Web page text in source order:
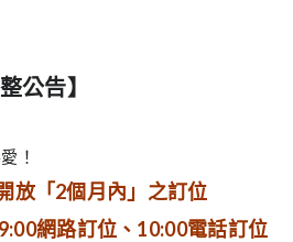
公告】
！
放「2個月內」之訂位
9:00網路訂位、10:00電話訂位